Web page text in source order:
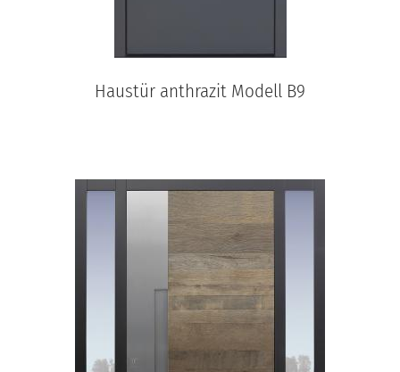
Haustür anthrazit Modell B9